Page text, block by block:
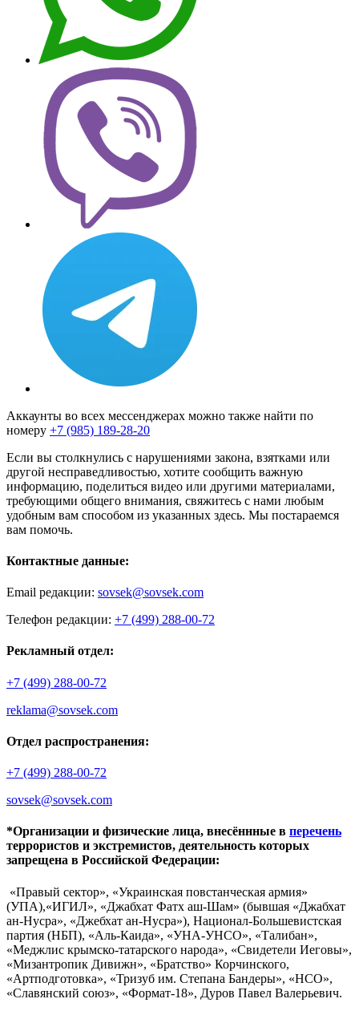
Аккаунты во всех мессенджерах можно также найти по
номеру +7 (985) 189-28-20
Если вы столкнулись с нарушениями закона, взятками или
другой несправедливостью, хотите сообщить важную
информацию, поделиться видео или другими материалами,
требующими общего внимания, свяжитесь с нами любым
удобным вам способом из указанных здесь. Мы постараемся
вам помочь.
Контактные данные:
Email редакции: sovsek@sovsek.com
Телефон редакции: +7 (499) 288-00-72
Рекламный отдел:
+7 (499) 288-00-72
reklama@sovsek.com
Отдел распространения:
+7 (499) 288-00-72
sovsek@sovsek.com
*Организации и физические лица, внесённные в перечень
террористов и экстремистов, деятельность которых
запрещена в Российской Федерации:
«Правый сектор», «Украинская повстанческая армия»
(УПА),«ИГИЛ», «Джабхат Фатх аш-Шам» (бывшая «Джабхат
ан-Нусра», «Джебхат ан-Нусра»), Национал-Большевистская
партия (НБП), «Аль-Каида», «УНА-УНСО», «Талибан»,
«Меджлис крымско-татарского народа», «Свидетели Иеговы»,
«Мизантропик Дивижн», «Братство» Корчинского,
«Артподготовка», «Тризуб им. Степана Бандеры», «НСО»,
«Славянский союз», «Формат-18», Дуров Павел Валерьевич.